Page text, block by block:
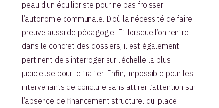
peau d’un équilibriste pour ne pas froisser
l’autonomie communale. D’où la nécessité de faire
preuve aussi de pédagogie. Et lorsque l’on rentre
dans le concret des dossiers, il est également
pertinent de s’interroger sur l’échelle la plus
judicieuse pour le traiter. Enfin, impossible pour les
intervenants de conclure sans attirer l’attention sur
l’absence de financement structurel qui place